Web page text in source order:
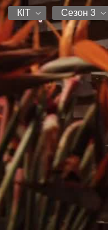
Сезон 3
Сезон 1
Сезон 2
Сезон 3
КІТ
КІТ